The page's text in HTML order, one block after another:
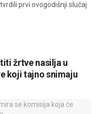
prvi ovogodišnji slučaj
žrtve nasilja u
koji tajno snimaju